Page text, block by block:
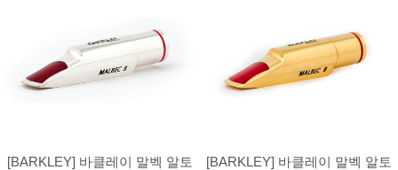
[BARKLEY] 바클레이 말벡 알토
[BARKLEY] 바클레이 말벡 알토